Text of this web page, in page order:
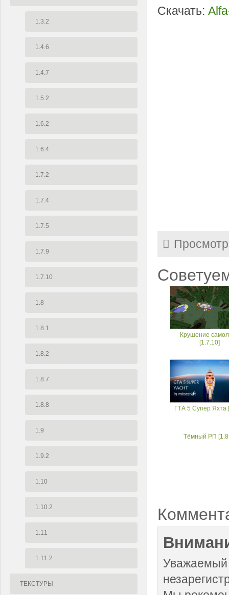
1.3.2
1.4.6
1.4.7
1.5.2
1.6.2
1.6.4
1.7.2
1.7.4
1.7.5
1.7.9
1.7.10
1.8
1.8.1
1.8.2
1.8.7
1.8.8
1.9
1.9.2
1.10
1.10.2
1.11
1.11.2
ТЕКСТУРЫ
Скачать:
Крушение
[1.7.10]
ГТА 5 Супер Яхта
Тёмный РП
Уважаемый